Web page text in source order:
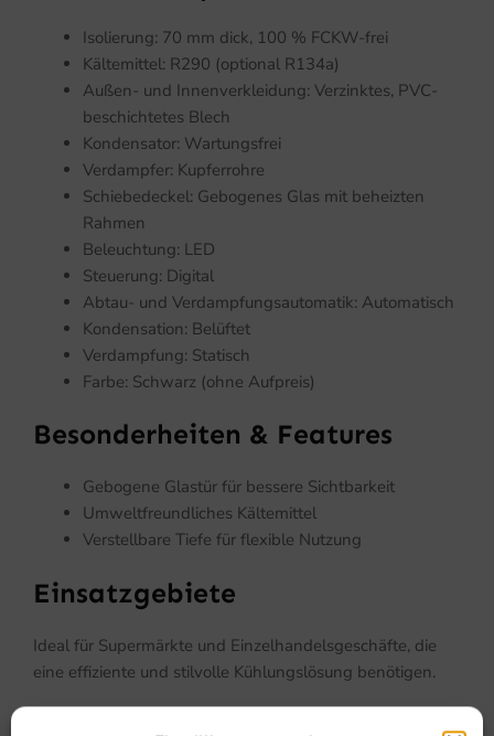
Isolierung: 70 mm dick, 100 % FCKW-frei
Kältemittel: R290 (optional R134a)
Außen- und Innenverkleidung: Verzinktes, PVC-
beschichtetes Blech
Kondensator: Wartungsfrei
Verdampfer: Kupferrohre
Schiebedeckel: Gebogenes Glas mit beheizten
Rahmen
Beleuchtung: LED
Steuerung: Digital
Abtau- und Verdampfungsautomatik: Automatisch
Kondensation: Belüftet
Verdampfung: Statisch
Farbe: Schwarz (ohne Aufpreis)
Besonderheiten & Features
Gebogene Glastür für bessere Sichtbarkeit
Umweltfreundliches Kältemittel
Verstellbare Tiefe für flexible Nutzung
Einsatzgebiete
Ideal für Supermärkte und Einzelhandelsgeschäfte, die
eine effiziente und stilvolle Kühlungslösung benötigen.